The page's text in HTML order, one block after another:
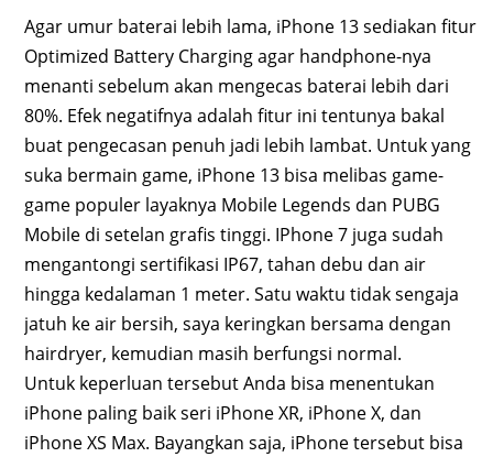
Agar umur baterai lebih lama, iPhone 13 sediakan fitur
Optimized Battery Charging agar handphone-nya
menanti sebelum akan mengecas baterai lebih dari
80%. Efek negatifnya adalah fitur ini tentunya bakal
buat pengecasan penuh jadi lebih lambat. Untuk yang
suka bermain game, iPhone 13 bisa melibas game-
game populer layaknya Mobile Legends dan PUBG
Mobile di setelan grafis tinggi. IPhone 7 juga sudah
mengantongi sertifikasi IP67, tahan debu dan air
hingga kedalaman 1 meter. Satu waktu tidak sengaja
jatuh ke air bersih, saya keringkan bersama dengan
hairdryer, kemudian masih berfungsi normal.
Untuk keperluan tersebut Anda bisa menentukan
iPhone paling baik seri iPhone XR, iPhone X, dan
iPhone XS Max. Bayangkan saja, iPhone tersebut bisa